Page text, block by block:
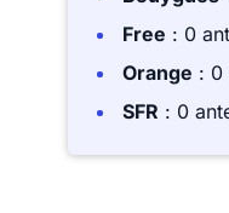
Free : 0
Orange : 0
SFR : 0